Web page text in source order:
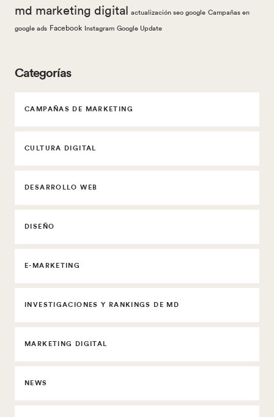
md marketing digital actualización seo google Campañas en
google ads Facebook Instagram Google Update
Categorías
CAMPAÑAS DE MARKETING
CULTURA DIGITAL
DESARROLLO WEB
DISEÑO
E-MARKETING
INVESTIGACIONES Y RANKINGS DE MD
MARKETING DIGITAL
NEWS